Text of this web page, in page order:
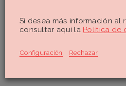
es lo que evita que te quedes
barato y además no tiene ningún
Si desea más información al
consultar aquí la Política de
Configuración Rechazar